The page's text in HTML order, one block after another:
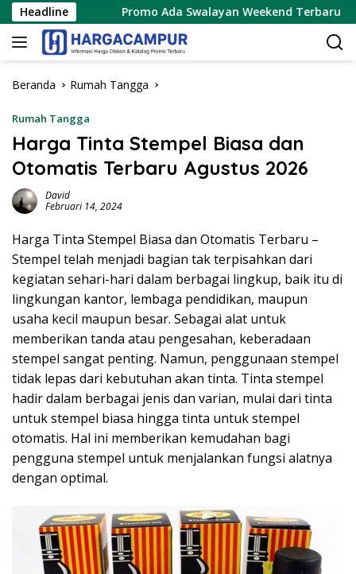
Langsung
ke
konten
HeadlinePromo Ada Swalayan Weekend Terbaru 15 – 16
Beranda Rumah Tangga
Rumah Tangga
Harga Tinta Stempel Biasa dan
Otomatis Terbaru Agustus 2026
David
Februari 14, 2024
Harga Tinta Stempel Biasa dan Otomatis Terbaru –
Stempel telah menjadi bagian tak terpisahkan dari
kegiatan sehari-hari dalam berbagai lingkup, baik itu di
lingkungan kantor, lembaga pendidikan, maupun
usaha kecil maupun besar. Sebagai alat untuk
memberikan tanda atau pengesahan, keberadaan
stempel sangat penting. Namun, penggunaan stempel
tidak lepas dari kebutuhan akan tinta. Tinta stempel
hadir dalam berbagai jenis dan varian, mulai dari tinta
untuk stempel biasa hingga tinta untuk stempel
otomatis. Hal ini memberikan kemudahan bagi
pengguna stempel untuk menjalankan fungsi alatnya
dengan optimal.